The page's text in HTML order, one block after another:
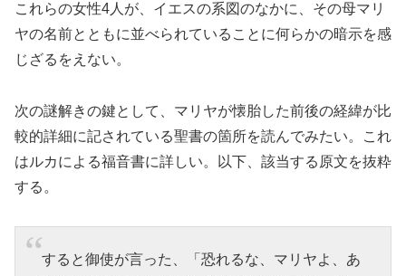
これらの女性4人が、イエスの系図のなかに、その母マリ
ヤの名前とともに並べられていることに何らかの暗示を感
じざるをえない。
次の謎解きの鍵として、マリヤが懐胎した前後の経緯が比
較的詳細に記されている聖書の箇所を読んでみたい。これ
はルカによる福音書に詳しい。以下、該当する原文を抜粋
する。
すると御使が言った、「恐れるな、マリヤよ、あ